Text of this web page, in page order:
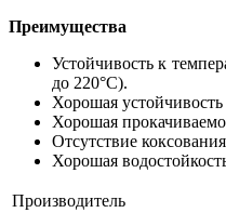
Преимущества
Устойчивость к
до 220°C).
Хорошая
Хорошая
Отсутствие коксования
Хорошая
Производитель